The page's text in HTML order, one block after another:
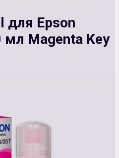
для Epson
Magenta Key